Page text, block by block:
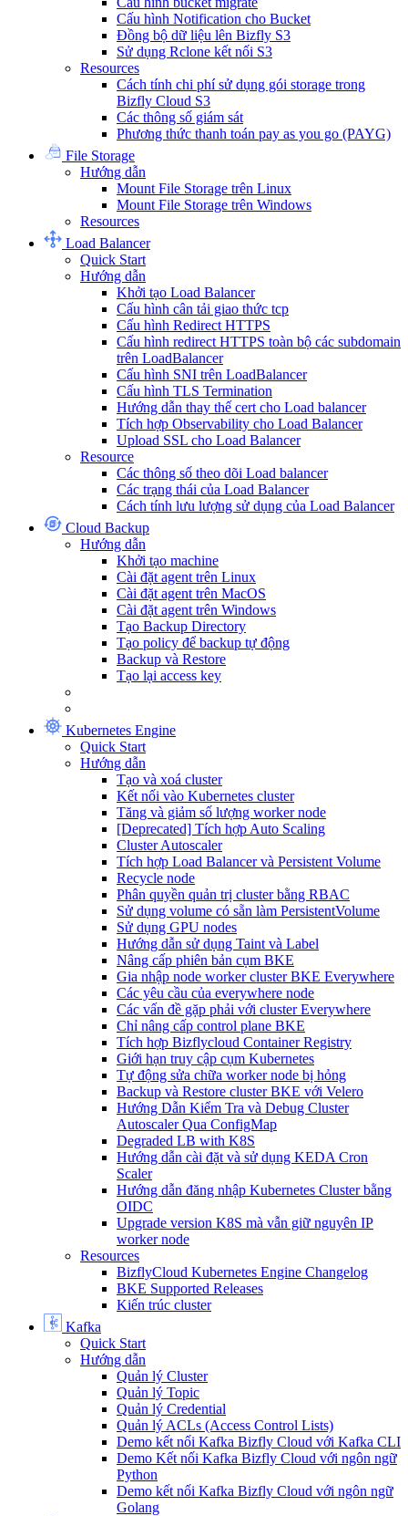
Cấu hình Notification cho Bucket
Đồng bộ dữ liệu lên Bizfly S3
Sử dụng Rclone kết nối S3
Resources
Cách tính chi phí sử dụng gói storage trong
Bizfly Cloud S3
Các thông số giám sát
Phương thức thanh toán pay as you go (PAYG)
File Storage
Hướng dẫn
Mount File Storage trên Linux
Mount File Storage trên Windows
Resources
Load Balancer
Quick Start
Hướng dẫn
Khởi tạo Load Balancer
Cấu hình cân tải giao thức tcp
Cấu hình Redirect HTTPS
Cấu hình redirect HTTPS toàn bộ các subdomain
trên LoadBalancer
Cấu hình SNI trên LoadBalancer
Cấu hình TLS Termination
Hướng dẫn thay thế cert cho Load balancer
Tích hợp Observability cho Load Balancer
Upload SSL cho Load Balancer
Resource
Các thông số theo dõi Load balancer
Các trạng thái của Load Balancer
Cách tính lưu lượng sử dụng của Load Balancer
Cloud Backup
Hướng dẫn
Khởi tạo machine
Cài đặt agent trên Linux
Cài đặt agent trên MacOS
Cài đặt agent trên Windows
Tạo Backup Directory
Tạo policy để backup tự động
Backup và Restore
Tạo lại access key
Kubernetes Engine
Quick Start
Hướng dẫn
Tạo và xoá cluster
Kết nối vào Kubernetes cluster
Tăng và giảm số lượng worker node
[Deprecated] Tích hợp Auto Scaling
Cluster Autoscaler
Tích hợp Load Balancer và Persistent Volume
Recycle node
Phân quyền quản trị cluster bằng RBAC
Sử dụng volume có sẵn làm PersistentVolume
Sử dụng GPU nodes
Hướng dẫn sử dụng Taint và Label
Nâng cấp phiên bản cụm BKE
Gia nhập node worker cluster BKE Everywhere
Các yêu cầu của everywhere node
Các vấn đề gặp phải với cluster Everywhere
Chỉ nâng cấp control plane BKE
Tích hợp Bizflycloud Container Registry
Giới hạn truy cập cụm Kubernetes
Tự động sửa chữa worker node bị hỏng
Backup và Restore cluster BKE với Velero
Hướng Dẫn Kiểm Tra và Debug Cluster
Autoscaler Qua ConfigMap
Degraded LB with K8S
Hướng dẫn cài đặt và sử dụng KEDA Cron
Scaler
Hướng dẫn đăng nhập Kubernetes Cluster bằng
OIDC
Upgrade version K8S mà vẫn giữ nguyên IP
worker node
Resources
BizflyCloud Kubernetes Engine Changelog
BKE Supported Releases
Kiến trúc cluster
Kafka
Quick Start
Hướng dẫn
Quản lý Cluster
Quản lý Topic
Quản lý Credential
Quản lý ACLs (Access Control Lists)
Demo kết nối Kafka Bizfly Cloud với Kafka CLI
Demo Kết nối Kafka Bizfly Cloud với ngôn ngữ
Python
Demo kết nối Kafka Bizfly Cloud với ngôn ngữ
Golang